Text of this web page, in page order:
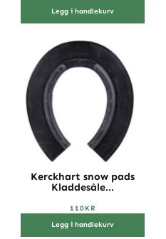
Legg i handlekurv
Kerckhart snow pads
Kladdesåle...
110KR
Legg i handlekurv